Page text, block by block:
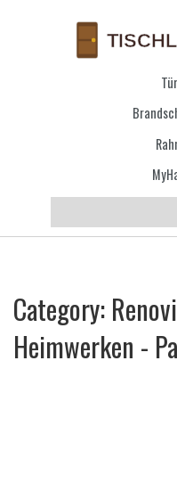
Category:
Heimwerken -